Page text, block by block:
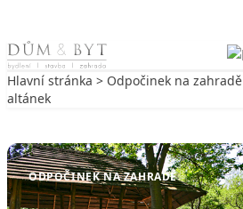
Skip to content
Hlavní stránka > Odpočinek na zahradě
altánek
ODPOČINEK NA ZAHRADĚ